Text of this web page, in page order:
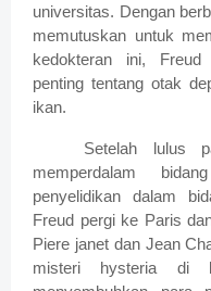
universitas. Dengan
memutuskan untuk
kedokteran ini, Freud
penting tentang otak
ikan.
Setelah lulus
memperdalam
penyelidikan dalam
Freud pergi ke Paris
Piere janet dan Jean
misteri hysteria di